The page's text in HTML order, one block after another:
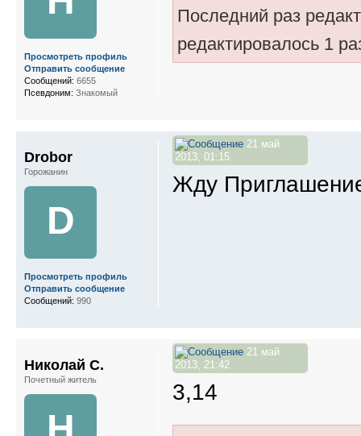
Последний раз
редактировалось 1
Просмотреть профиль
Отправить сообщение
Сообщений: 6655
Псевдоним: Знакомый
21 май
2013, 01:15
Жду
Drobor
Горожанин
D
Просмотреть профиль
Отправить сообщение
Сообщений: 990
21 май
2013, 21:42
3,14
Николай С.
Почетный житель